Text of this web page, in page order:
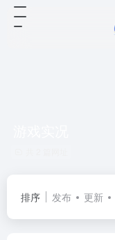
排序 发布 更新